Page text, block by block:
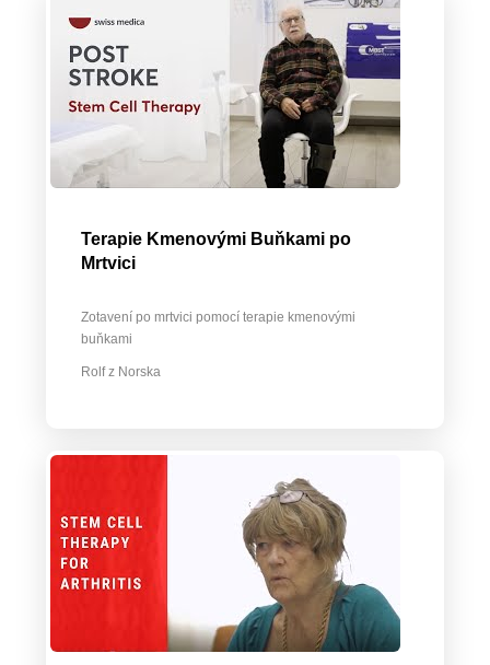
Terapie Kmenovými Buňkami po
Mrtvici
Zotavení po mrtvici pomocí terapie kmenovými
buňkami
Rolf z Norska